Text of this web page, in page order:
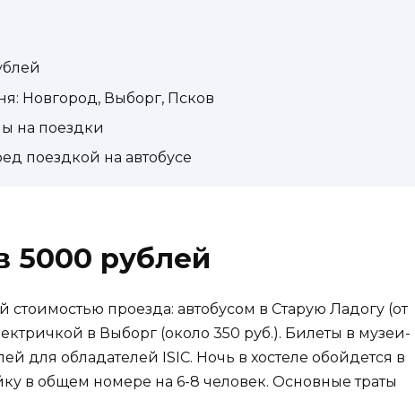
Новгород, Выборг, Псков
на поездки
поездкой на автобусе
5000 рублей
проезда: автобусом в Старую Ладогу (от
в Выборг (около 350 руб.). Билеты в музеи-
для обладателей ISIC. Ночь в хостеле обойдется в
в общем номере на 6-8 человек. Основные траты